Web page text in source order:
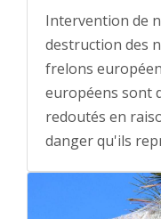
Intervention de
destruction des
frelons
européens sont
redoutés en
danger qu'ils